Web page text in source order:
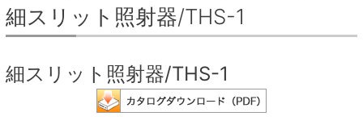
細スリット照射器/THS-1
細スリット照射器/THS-1